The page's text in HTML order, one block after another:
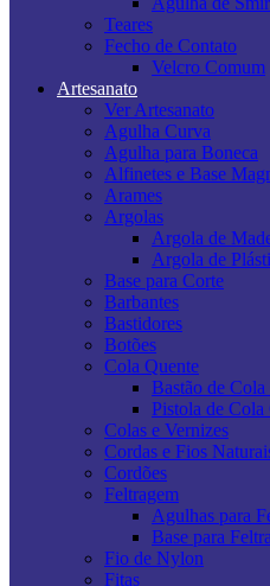
Teares
Fecho de Contato
Velcro Comum
Artesanato
Ver Artesanato
Agulha Curva
Agulha para Boneca
Alfinetes e Base
Arames
Argolas
Argola de
Argola de
Base para Corte
Barbantes
Bastidores
Botões
Cola Quente
Bastão de Cola
Pistola de Cola
Colas e Vernizes
Cordas e Fios
Cordões
Feltragem
Agulhas para
Base para
Fio de Nylon
Fitas